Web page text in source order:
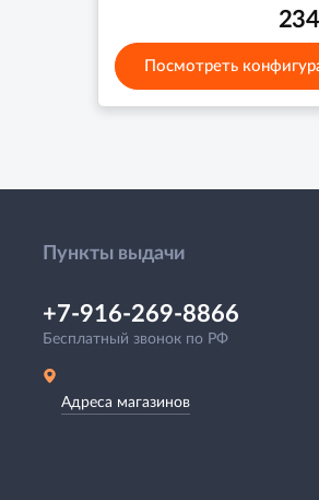
Посмотреть
Пункты выдачи
+7-916-269-8866
Бесплатный звонок по РФ
Адреса магазинов